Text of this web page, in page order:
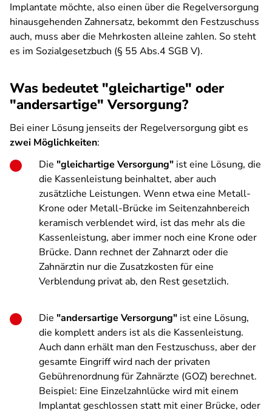
Implantate möchte, also einen über die Regelversorgung
hinausgehenden Zahnersatz, bekommt den Festzuschuss
auch, muss aber die Mehrkosten alleine zahlen. So steht
es im Sozialgesetzbuch (§ 55 Abs.4 SGB V).
Was bedeutet "gleichartige" oder
"andersartige" Versorgung?
Bei einer Lösung jenseits der Regelversorgung gibt es
zwei Möglichkeiten:
Die "gleichartige Versorgung" ist eine Lösung, die
die Kassenleistung beinhaltet, aber auch
zusätzliche Leistungen. Wenn etwa eine Metall-
Krone oder Metall-Brücke im Seitenzahnbereich
keramisch verblendet wird, ist das mehr als die
Kassenleistung, aber immer noch eine Krone oder
Brücke. Dann rechnet der Zahnarzt oder die
Zahnärztin nur die Zusatzkosten für eine
Verblendung privat ab, den Rest gesetzlich.
Die "andersartige Versorgung" ist eine Lösung,
die komplett anders ist als die Kassenleistung.
Auch dann erhält man den Festzuschuss, aber der
gesamte Eingriff wird nach der privaten
Gebührenordnung für Zahnärzte (GOZ) berechnet.
Beispiel: Eine Einzelzahnlücke wird mit einem
Implantat geschlossen statt mit einer Brücke, oder